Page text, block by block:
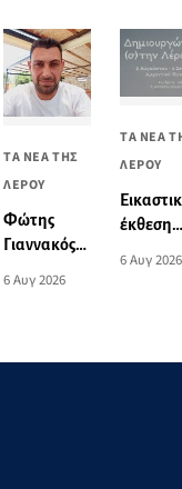
ΤΑ ΝΕΑ ΤΗΣ
ΛΕΡΟΥ
Φώτης
Γιαννακός
αυξημένες
στόχος η
6 Αυγ 2026
ΤΑ ΝΕΑ
ΛΕΡΟΥ
έκθεση
(σ)την
6 Αυγ 2026